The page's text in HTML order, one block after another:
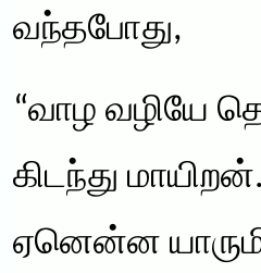
வந்தபோது,
“வாழ வழியே
கிடந்து
ஏனென்ன